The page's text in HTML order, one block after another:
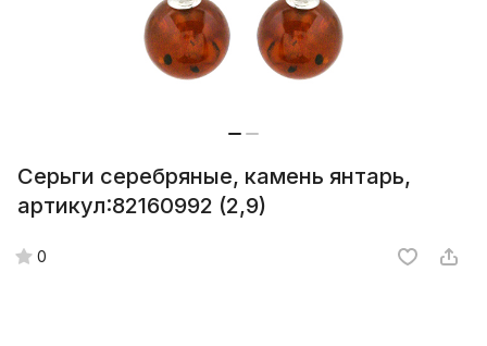
Серьги серебряные, камень янтарь,
артикул:82160992 (2,9)
0